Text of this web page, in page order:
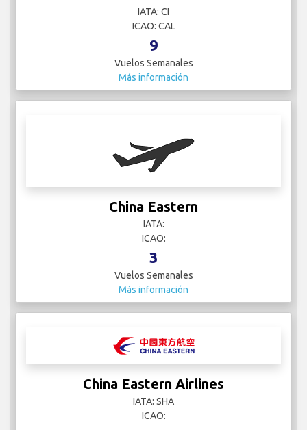
IATA: CI
ICAO: CAL
9
Vuelos Semanales
Más información
China Eastern
IATA:
ICAO:
3
Vuelos Semanales
Más información
China Eastern Airlines
IATA: SHA
ICAO: